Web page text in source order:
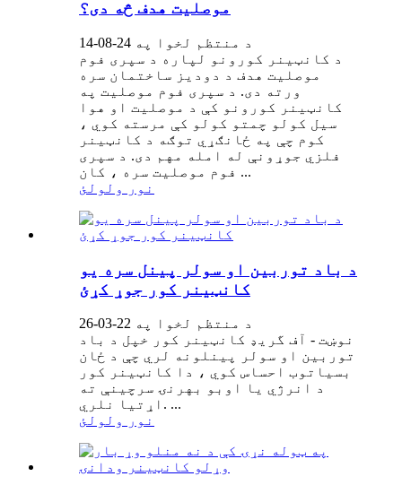
موصلیت هدف څه دی؟
د منتظم لخوا په 24-08-14
د کانټینر کورونو لپاره د سپری فوم
موصلیت هدف د دودیز ساختمان سره
ورته دی. د سپری فوم موصلیت په
کانټینر کورونو کې د موصلیت او هوا
سیل کولو چمتو کولو کې مرسته کوي ،
کوم چې په ځانګړي توګه د کانټینر
فلزي جوړونې له امله مهم دی. د سپری
فوم موصلیت سره ، کان ...
نور ولولئ
د باد توربین او سولر پینل سره یو
کانټینر کور جوړ کړئ
د منتظم لخوا په 22-03-26
نوښت - آف گریډ کانټینر کور خپل د باد
توربین او سولر پینلونه لري چې د ځان
بسیاتوب احساس کوي ، دا کانټینر کور
د انرژي یا اوبو بهرنۍ سرچینې ته
اړتیا نلري. ...
نور ولولئ